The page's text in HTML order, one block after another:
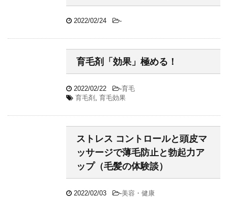
2022/02/24 -
育毛剤「効果」極める！
2022/02/22 -育毛
育毛剤
育毛効果
ストレス コントロールと頭皮マ
ッサージで薄毛防止と勃起力ア
ップ（毛髪の体験談）
2022/02/03 -美容・健康